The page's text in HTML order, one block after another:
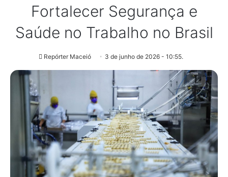
Fortalecer Segurança e
Saúde no Trabalho no Brasil
Repórter Maceió 3 de junho de 2026 - 10:55.